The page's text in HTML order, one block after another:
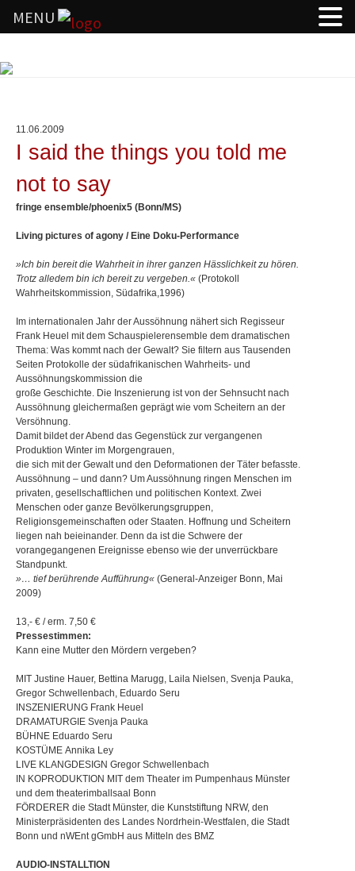
zum
11.06.2009
I said the things you told me
not to say
fringe ensemble/phoenix5 (Bonn/MS)
Living pictures of agony / Eine Doku-Performance
»Ich bin bereit die Wahrheit in ihrer ganzen Hässlichkeit zu hören.
Trotz alledem bin ich bereit zu vergeben.« (Protokoll
Wahrheitskommission, Südafrika,1996)
Im internationalen Jahr der Aussöhnung nähert sich Regisseur
Frank Heuel mit dem Schauspielerensemble dem dramatischen
Thema: Was kommt nach der Gewalt? Sie filtern aus Tausenden
Seiten Protokolle der südafrikanischen Wahrheits- und
Aussöhnungskommission die
große Geschichte. Die Inszenierung ist von der Sehnsucht nach
Aussöhnung gleichermaßen geprägt wie vom Scheitern an der
Versöhnung.
Damit bildet der Abend das Gegenstück zur vergangenen
Produktion Winter im Morgengrauen,
die sich mit der Gewalt und den Deformationen der Täter befasste.
Aussöhnung – und dann? Um Aussöhnung ringen Menschen im
privaten, gesellschaftlichen und politischen Kontext. Zwei
Menschen oder ganze Bevölkerungsgruppen,
Religionsgemeinschaften oder Staaten. Hoffnung und Scheitern
liegen nah beieinander. Denn da ist die Schwere der
vorangegangenen Ereignisse ebenso wie der unverrückbare
Standpunkt.
»… tief berührende Aufführung« (General-Anzeiger Bonn, Mai
2009)
13,- € / erm. 7,50 €
Pressestimmen:
Kann eine Mutter den Mördern vergeben?
MIT Justine Hauer, Bettina Marugg, Laila Nielsen, Svenja Pauka,
Gregor Schwellenbach, Eduardo Seru
INSZENIERUNG Frank Heuel
DRAMATURGIE Svenja Pauka
BÜHNE Eduardo Seru
KOSTÜME Annika Ley
LIVE KLANGDESIGN Gregor Schwellenbach
IN KOPRODUKTION MIT dem Theater im Pumpenhaus Münster
und dem theaterimballsaal Bonn
FÖRDERER die Stadt Münster, die Kunststiftung NRW, den
Ministerpräsidenten des Landes Nordrhein-Westfalen, die Stadt
Bonn und nWEnt gGmbH aus Mitteln des BMZ
AUDIO-INSTALLTION
MENU